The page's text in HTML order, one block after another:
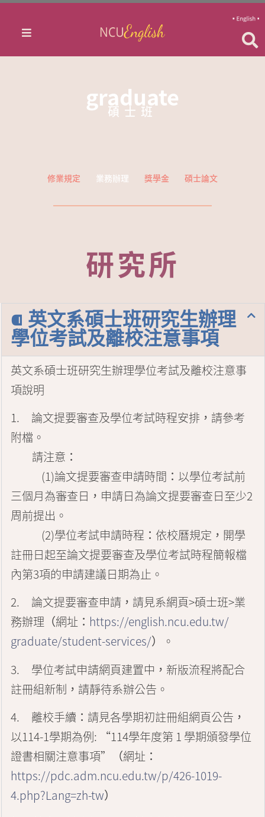
graduate
碩士班
修業規定 業務辦理 獎學金 碩士論文
研究所
⁌ 英文系碩士班研究生辦理
學位考試及離校注意事項
英文系碩士班研究生辦理學位考試及離校注意事
項說明
1. 論文提要審查及學位考試時程安排 ，請參考
附檔 。
請注意 ：
(1)論文提要審查申請時間 ： 以學位考試前
三個月為審查日 ， 申請日為論文提要審查日至少2
周前提出 。
(2)學位考試申請時程 ： 依校曆規定 ， 開學
註冊日起至論文提要審查及學位考試時程簡報檔
內第3項的申請建議日期為止 。
2. 論文提要審查申請 ， 請見系網頁>碩士班>業
務辦理 （網址 ： https://english.ncu.edu.tw/
graduate/student-services/）。
3. 學位考試申請網頁建置中 ， 新版流程將配合
註冊組新制 ， 請靜待系辦公告 。
4. 離校手續 ： 請見各學期初註冊組網頁公告 ，
以114-1學期為例: “114學年度第1 學期頒發學位
證書相關注意事項”（網址 ：
https://pdc.adm.ncu.edu.tw/p/426-1019-
4.php?Lang=zh-tw）